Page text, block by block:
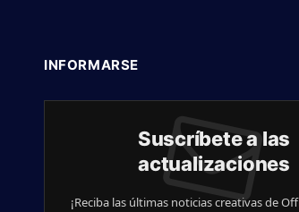
INFORMARSE
Suscríbete a las
actualizaciones
¡Reciba las últimas noticias creativas de